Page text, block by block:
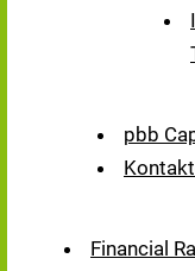
pbb
Financial